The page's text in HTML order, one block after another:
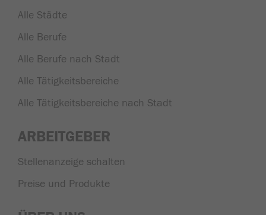
Alle Städte
Alle Berufe
Alle Berufe nach Stadt
Alle Tätigkeitsbereiche
Alle Tätigkeitsbereiche nach Stadt
ARBEITGEBER
Stellenanzeige schalten
Preise und Produkte